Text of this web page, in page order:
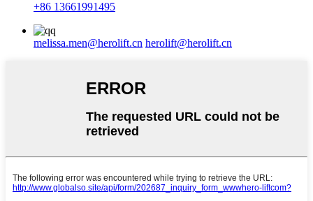
+86 13661991495
melissa.men@herolift.cn herolift@herolift.cn